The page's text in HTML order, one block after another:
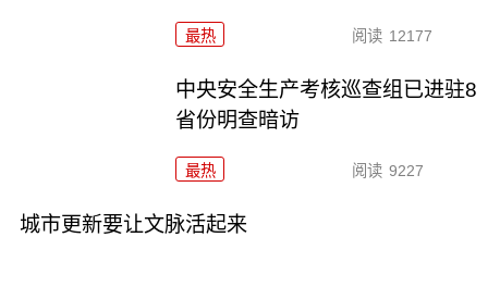
最热 阅读 12177
中央安全生产考核巡查组已进驻8
省份明查暗访
最热 阅读 9227
城市更新要让文脉活起来